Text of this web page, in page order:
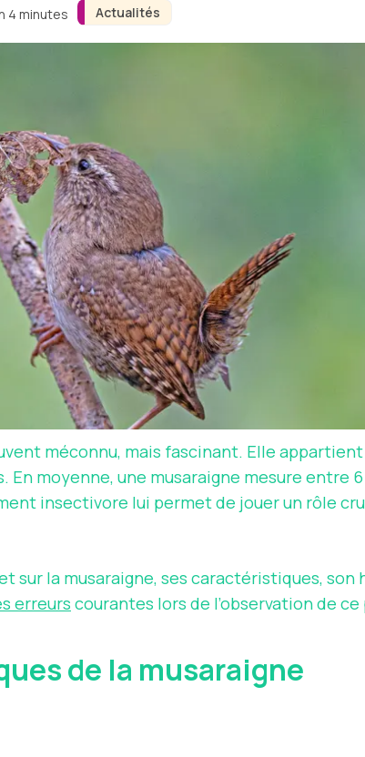
Actualités
4 minutes
méconnu, mais fascinant. Elle
moyenne, une musaraigne mesure entre
insectivore lui permet de jouer un rôle
sur la musaraigne, ses caractéristiques,
erreurs courantes lors de l’observation de
de la musaraigne